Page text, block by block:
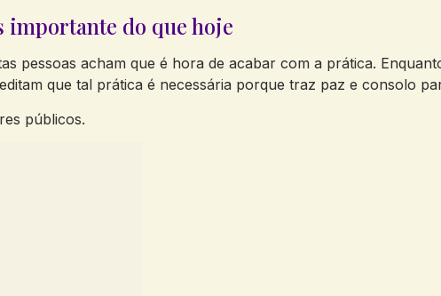
importante do que hoje
pessoas acham que é hora de acabar com a prática.
que tal prática é necessária porque traz paz e consolo
públicos.